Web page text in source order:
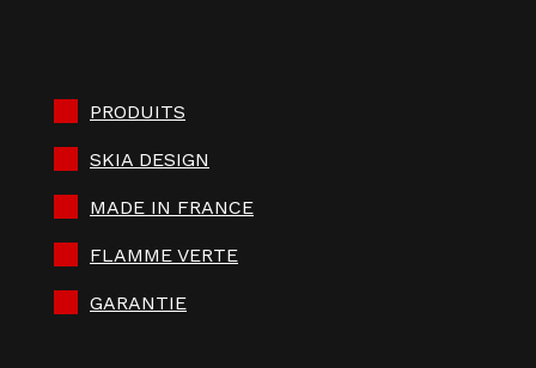
PRODUITS
SKIA DESIGN
MADE IN FRANCE
FLAMME VERTE
GARANTIE